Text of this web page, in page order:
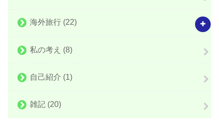
海外旅行 (22)
私の考え (8)
自己紹介 (1)
雑記 (20)